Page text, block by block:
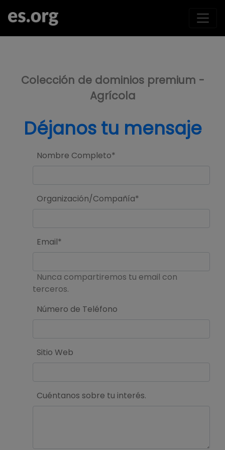
Colección de dominios premium -
Agrícola
Déjanos tu mensaje
Nombre Completo*
Organización/Compañía*
Email*
Nunca compartiremos tu email con
terceros.
Número de Teléfono
Sitio Web
Cuéntanos sobre tu interés.